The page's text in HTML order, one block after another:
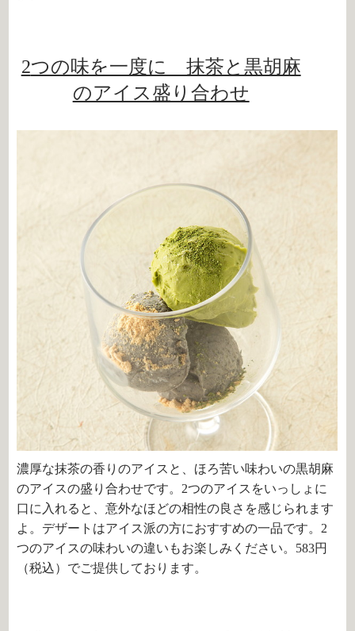
2つの味を一度に 抹茶と黒胡麻
のアイス盛り合わせ
濃厚な抹茶の香りのアイスと、ほろ苦い味わいの黒胡麻
のアイスの盛り合わせです。 2つのアイスをいっしょに
口に入れると、意外なほどの相性の良さを感じられます
よ。デザートはアイス派の方におすすめの一品です。 2
つのアイスの味わいの違いもお楽しみください。 583円
（税込）でご提供しております。